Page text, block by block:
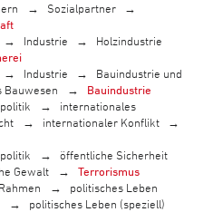
Sozialpartner
Industrie
Holzindustrie
Industrie
Bauindustrie und
Bauwesen
Bauindustrie
internationales
internationaler Konflikt
öffentliche Sicherheit
Gewalt
Terrorismus
politisches Leben
politisches Leben (speziell)